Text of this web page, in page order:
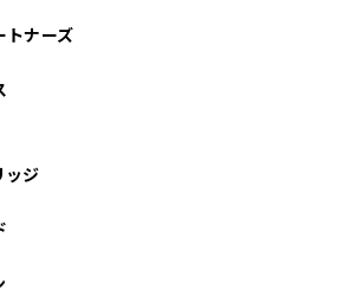
トナーズ
ッジ